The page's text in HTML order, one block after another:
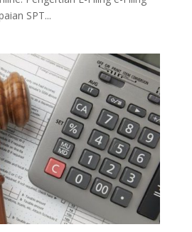
SPT...